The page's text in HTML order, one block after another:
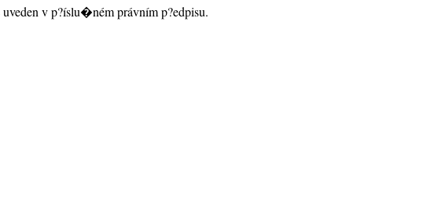
v p?íslu�ném právním p?edpisu.